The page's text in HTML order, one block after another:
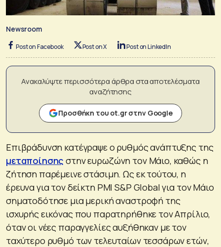
Newsroom
Post on Facebook Post on X Post on LinkedIn
Ανακαλύψτε περισσότερα άρθρα στα αποτελέσματα
αναζήτησης
Προσθήκη του ot.gr στην Google
Επιβράδυνση κατέγραψε ο ρυθμός ανάπτυξης της
μεταποίησης στην ευρωζώνη τον Μάιο, καθώς η
ζήτηση παρέμεινε στάσιμη. Ως εκ τούτου, η
έρευνα για τον δείκτη PMI S&P Global για τον Μάιο
σηματοδότησε μια μερική αναστροφή της
ισχυρής εικόνας που παρατηρήθηκε τον Απρίλιο,
όταν οι νέες παραγγελίες αυξήθηκαν με τον
ταχύτερο ρυθμό των τελευταίων τεσσάρων ετών,